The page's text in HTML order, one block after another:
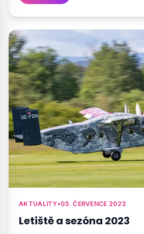
AKTUALITY•03. ČERVENCE 2023
Letiště a sezóna 2023